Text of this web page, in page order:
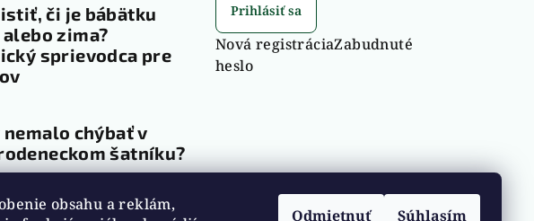
obsahu a reklám,
Odmietnuť Súhlasím
či je bábätku
zima?
sprievodca pre
nemalo chýbať v
šatníku?
Prihlásiť sa
Nová registráciaZabudnuté
heslo